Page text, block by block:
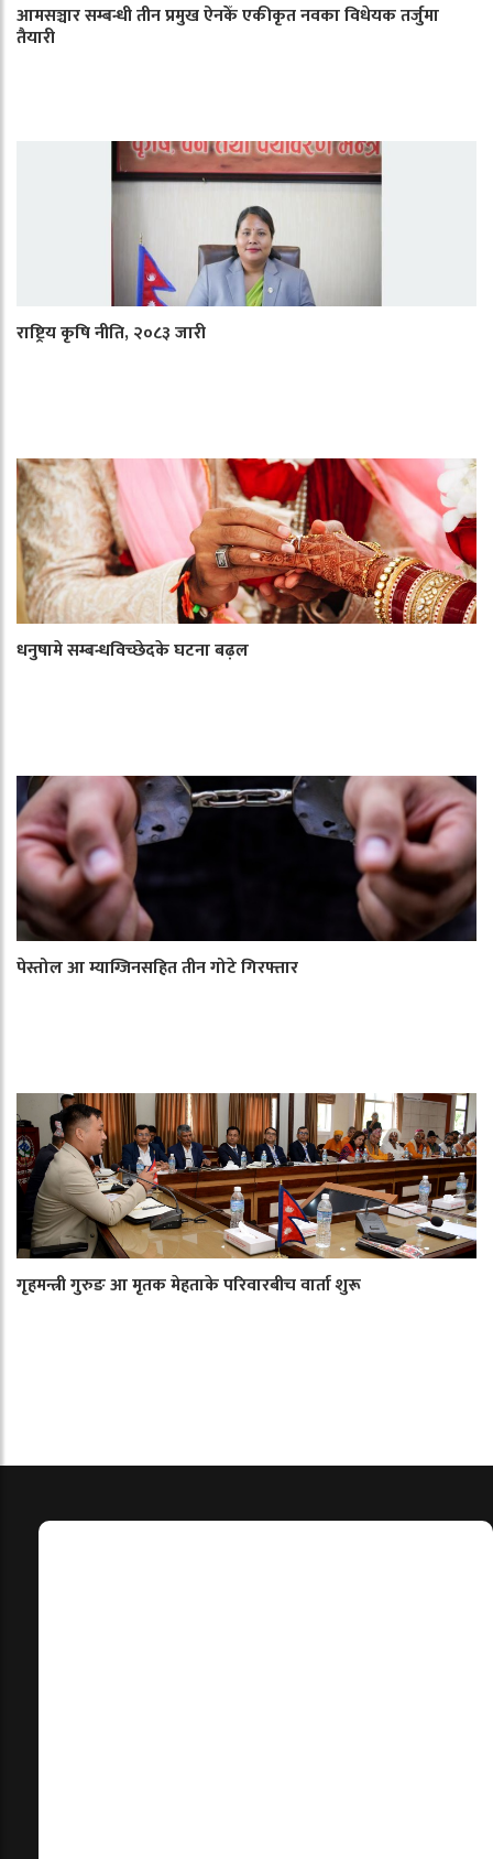
आमसञ्चार सम्बन्धी तीन प्रमुख ऐनकेँ एकीकृत नवका विधेयक तर्जुमा
तैयारी
राष्ट्रिय कृषि नीति, २०८३ जारी
धनुषामे सम्बन्धविच्छेदके घटना बढ़ल
पेस्तोल आ म्याग्जिनसहित तीन गोटे गिरफ्तार
गृहमन्त्री गुरुङ आ मृतक मेहताके परिवारबीच वार्ता शुरू